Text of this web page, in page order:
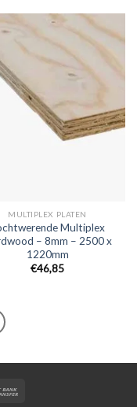
MULTIPLEX PLATEN
Multiplex
– 8mm – 2500 x
1220mm
€46,85